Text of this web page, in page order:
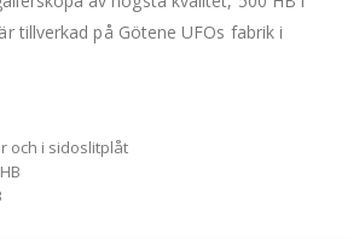
tillverkad på Götene UFOs fabrik i
och i sidoslitplåt